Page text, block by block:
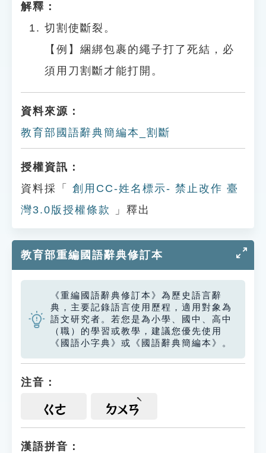
解釋：
切割使斷裂。
【例】綑綁包裹的繩子打了死結，必
須用刀割斷才能打開。
資料來源：
教育部國語辭典簡編本_割斷
授權資訊：
資料採「
創用CC-姓名標示- 禁止改作 臺
灣3.0版授權條款
」釋出
教育部重編國語辭典修訂本
《重編國語辭典修訂本》為歷史語言辭
典，主要記錄語言使用歷程，適用對象為
語文研究者。若您是為小學、國中、高中
（職）的學習或教學，建議您優先使用
《國語小字典》或《國語辭典簡編本》。
注音：
ㄍㄜ ㄉㄨㄢ
漢語拼音：